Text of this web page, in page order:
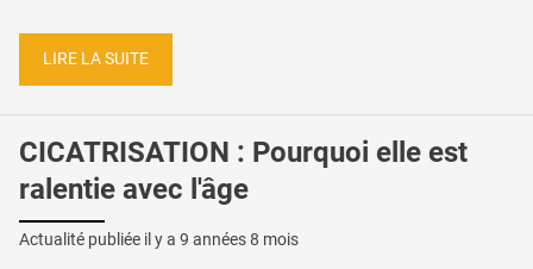
LIRE LA SUITE
CICATRISATION : Pourquoi elle est
ralentie avec l'âge
Actualité publiée il y a 9 années 8 mois